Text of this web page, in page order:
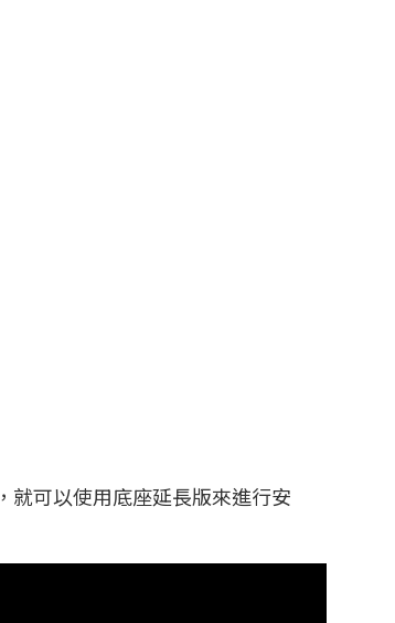
就可以使用底座延長版來進行安